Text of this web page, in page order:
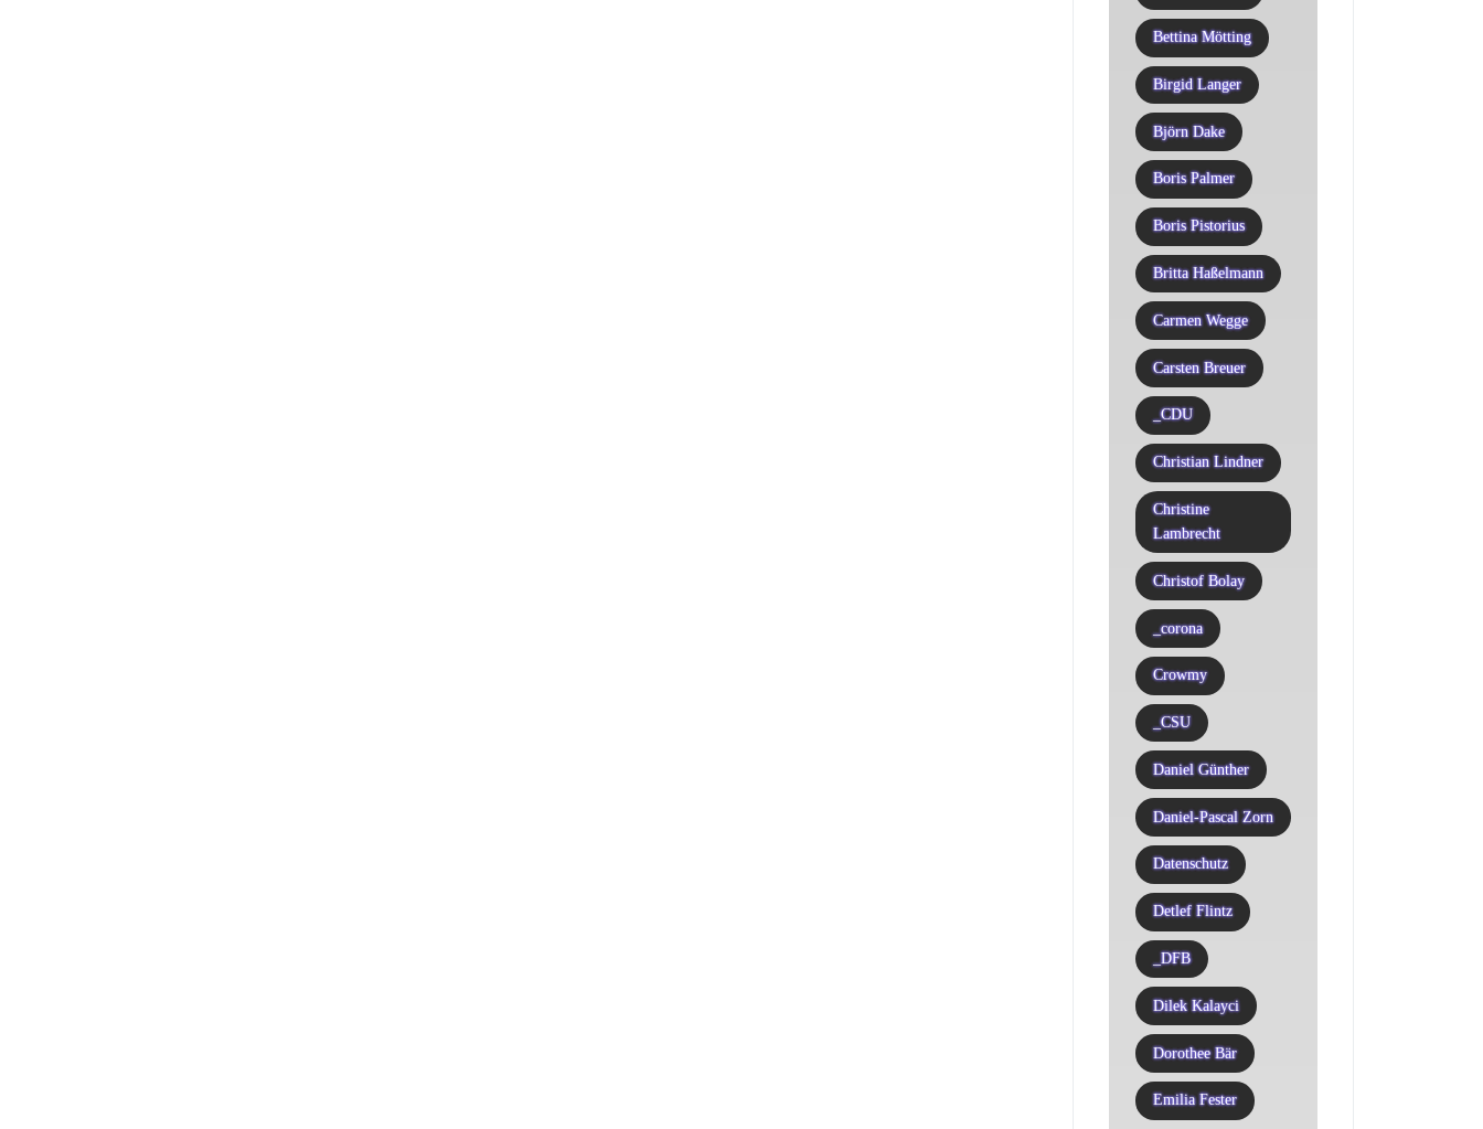
Bettina Mötting
Birgid Langer
Björn Dake
Boris Palmer
Boris Pistorius
Britta Haßelmann
Carmen Wegge
Carsten Breuer
_CDU
Christian Lindner
Christine
Lambrecht
Christof Bolay
_corona
Crowmy
_CSU
Daniel Günther
Daniel-Pascal Zorn
Datenschutz
Detlef Flintz
_DFB
Dilek Kalayci
Dorothee Bär
Emilia Fester